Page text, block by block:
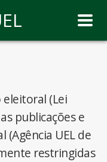
(Lei
publicações e
(Agência UEL de
restringidas